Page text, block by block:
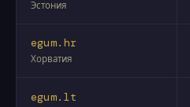
Эстония
egum.hr
Хорватия
egum.lt